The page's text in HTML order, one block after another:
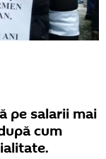
pe salarii mai
cum